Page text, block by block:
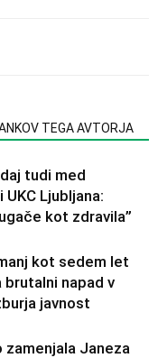
TEGA AVTORJA
tudi med
Ljubljana:
kot zdravila”
kot sedem let
brutalni napad v
javnost
zamenjala Janeza